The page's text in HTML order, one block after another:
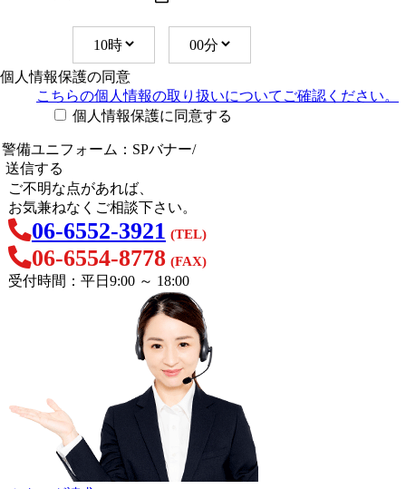
個人情報保護の同意
こちらの個人情報の取り扱いについてご確認ください。
個人情報保護に同意する
ご不明な点があれば、
お気兼ねなくご相談下さい。
06-6552-3921 (TEL)
06-6554-8778 (FAX)
受付時間：平日9:00 ～ 18:00